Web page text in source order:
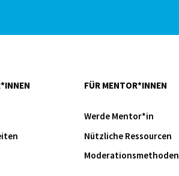
FÜR MENTOR*INNEN
Werde Mentor*in
Nützliche Ressourcen
Moderationsmethoden